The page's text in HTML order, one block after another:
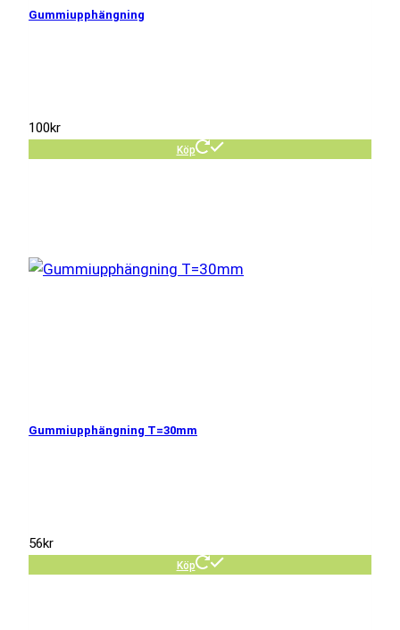
Gummiupphängning
100kr
Köp
Gummiupphängning T=30mm
56kr
Köp